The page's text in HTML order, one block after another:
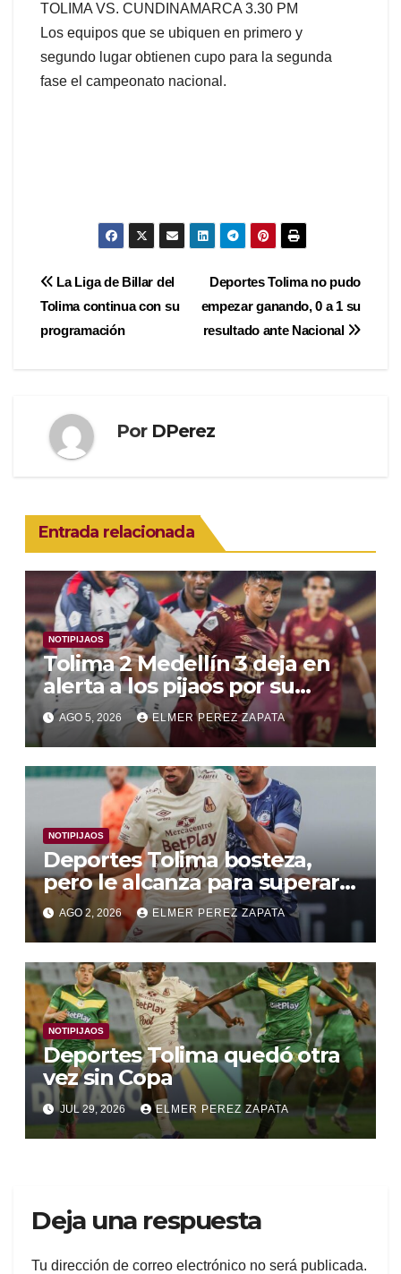
TOLIMA VS. CUNDINAMARCA 3.30 PM
Los equipos que se ubiquen en primero y
segundo lugar obtienen cupo para la segunda
fase el campeonato nacional.
Navegación
de
Deportes Tolima no pudo
empezar ganando, 0 a 1 su
resultado ante Nacional
La Liga de Billar del
Tolima continua con su
programación
Por DPerez
Entrada relacionada
NOTIPIJAOS
Tolima 2 Medellín 3 deja en
alerta a los pijaos por su
fútbol irregular
AGO 5, 2026 ELMER PEREZ ZAPATA
NOTIPIJAOS
Deportes Tolima bosteza,
pero le alcanza para superar a
Alianza Valledupar 2 A 1
AGO 2, 2026 ELMER PEREZ ZAPATA
NOTIPIJAOS
Deportes Tolima quedó otra
vez sin Copa
JUL 29, 2026 ELMER PEREZ ZAPATA
Deja una respuesta
Tu dirección de correo electrónico no será publicada.